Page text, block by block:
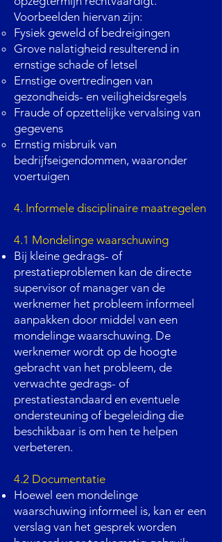
Voorbeelden hiervan zijn:
Fysiek geweld of bedreigingen
Grove nalatigheid resulterend in
ernstige schade of letsel
Ernstige overtredingen van
gezondheids- en veiligheidsregels
Fraude of opzettelijke vervalsing van
gegevens
Ernstig misbruik van
bedrijfseigendommen, waaronder
voertuigen
4. Informele disciplinaire maatregelen
4.1 Mondelinge waarschuwing
Bij kleine gedrags- of
prestatieproblemen kan de directe
supervisor of manager van de
werknemer het probleem informeel
aanpakken door middel van een
mondelinge waarschuwing. De
werknemer wordt op de hoogte
gebracht van het probleem, de
verwachte gedrags- of
prestatiestandaard en eventuele
ondersteuning of begeleiding die
beschikbaar is om hen te helpen
verbeteren.
4.2 Documentatie
Hoewel een mondelinge
waarschuwing informeel is, kan er een
verslag van het gesprek worden